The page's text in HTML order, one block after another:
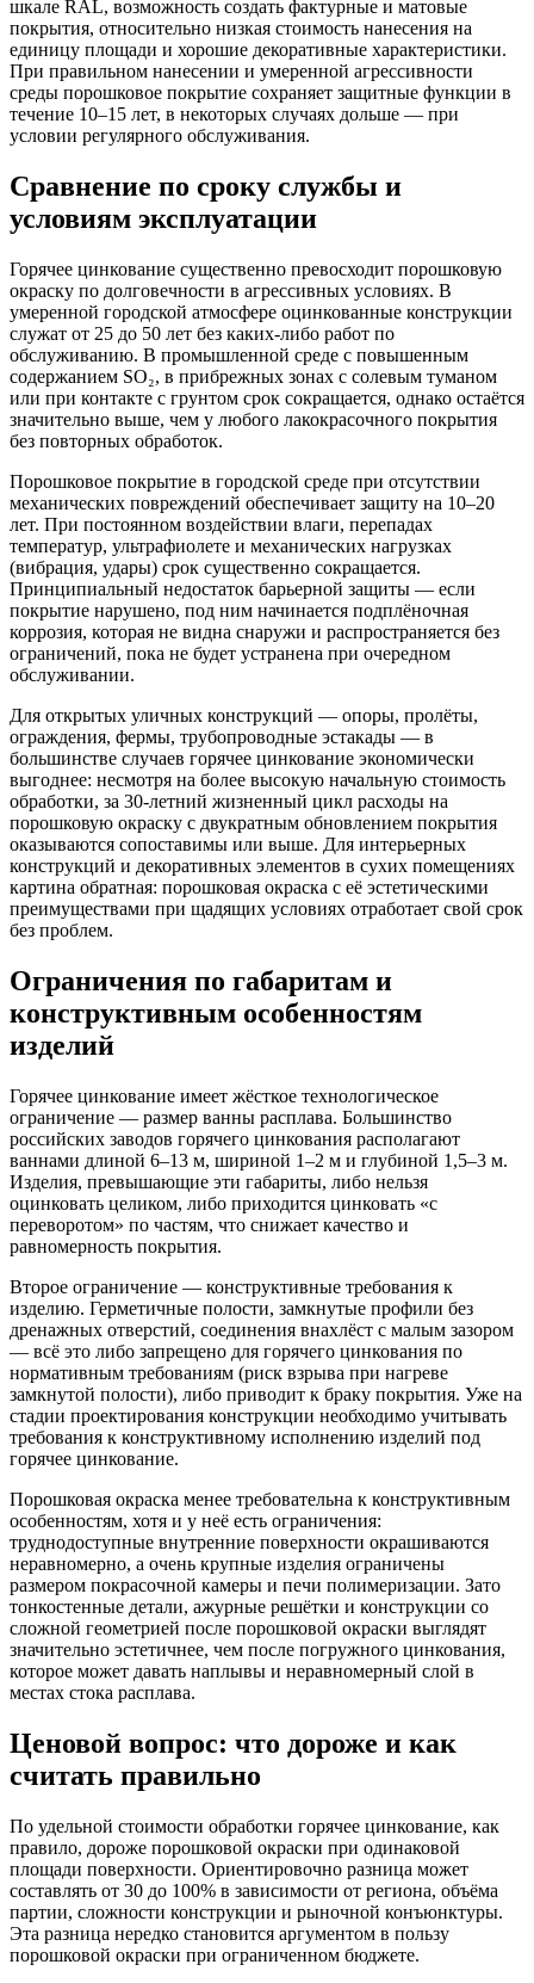
шкале RAL, возможность создать фактурные и матовые
покрытия, относительно низкая стоимость нанесения на
единицу площади и хорошие декоративные характеристики.
При правильном нанесении и умеренной агрессивности
среды порошковое покрытие сохраняет защитные функции в
течение 10–15 лет, в некоторых случаях дольше — при
условии регулярного обслуживания.
Сравнение по сроку службы и
условиям эксплуатации
Горячее цинкование существенно превосходит порошковую
окраску по долговечности в агрессивных условиях. В
умеренной городской атмосфере оцинкованные конструкции
служат от 25 до 50 лет без каких-либо работ по
обслуживанию. В промышленной среде с повышенным
содержанием SO₂, в прибрежных зонах с солевым туманом
или при контакте с грунтом срок сокращается, однако остаётся
значительно выше, чем у любого лакокрасочного покрытия
без повторных обработок.
Порошковое покрытие в городской среде при отсутствии
механических повреждений обеспечивает защиту на 10–20
лет. При постоянном воздействии влаги, перепадах
температур, ультрафиолете и механических нагрузках
(вибрация, удары) срок существенно сокращается.
Принципиальный недостаток барьерной защиты — если
покрытие нарушено, под ним начинается подплёночная
коррозия, которая не видна снаружи и распространяется без
ограничений, пока не будет устранена при очередном
обслуживании.
Для открытых уличных конструкций — опоры, пролёты,
ограждения, фермы, трубопроводные эстакады — в
большинстве случаев горячее цинкование экономически
выгоднее: несмотря на более высокую начальную стоимость
обработки, за 30-летний жизненный цикл расходы на
порошковую окраску с двукратным обновлением покрытия
оказываются сопоставимы или выше. Для интерьерных
конструкций и декоративных элементов в сухих помещениях
картина обратная: порошковая окраска с её эстетическими
преимуществами при щадящих условиях отработает свой срок
без проблем.
Ограничения по габаритам и
конструктивным особенностям
изделий
Горячее цинкование имеет жёсткое технологическое
ограничение — размер ванны расплава. Большинство
российских заводов горячего цинкования располагают
ваннами длиной 6–13 м, шириной 1–2 м и глубиной 1,5–3 м.
Изделия, превышающие эти габариты, либо нельзя
оцинковать целиком, либо приходится цинковать «с
переворотом» по частям, что снижает качество и
равномерность покрытия.
Второе ограничение — конструктивные требования к
изделию. Герметичные полости, замкнутые профили без
дренажных отверстий, соединения внахлёст с малым зазором
— всё это либо запрещено для горячего цинкования по
нормативным требованиям (риск взрыва при нагреве
замкнутой полости), либо приводит к браку покрытия. Уже на
стадии проектирования конструкции необходимо учитывать
требования к конструктивному исполнению изделий под
горячее цинкование.
Порошковая окраска менее требовательна к конструктивным
особенностям, хотя и у неё есть ограничения:
труднодоступные внутренние поверхности окрашиваются
неравномерно, а очень крупные изделия ограничены
размером покрасочной камеры и печи полимеризации. Зато
тонкостенные детали, ажурные решётки и конструкции со
сложной геометрией после порошковой окраски выглядят
значительно эстетичнее, чем после погружного цинкования,
которое может давать наплывы и неравномерный слой в
местах стока расплава.
Ценовой вопрос: что дороже и как
считать правильно
По удельной стоимости обработки горячее цинкование, как
правило, дороже порошковой окраски при одинаковой
площади поверхности. Ориентировочно разница может
составлять от 30 до 100% в зависимости от региона, объёма
партии, сложности конструкции и рыночной конъюнктуры.
Эта разница нередко становится аргументом в пользу
порошковой окраски при ограниченном бюджете.